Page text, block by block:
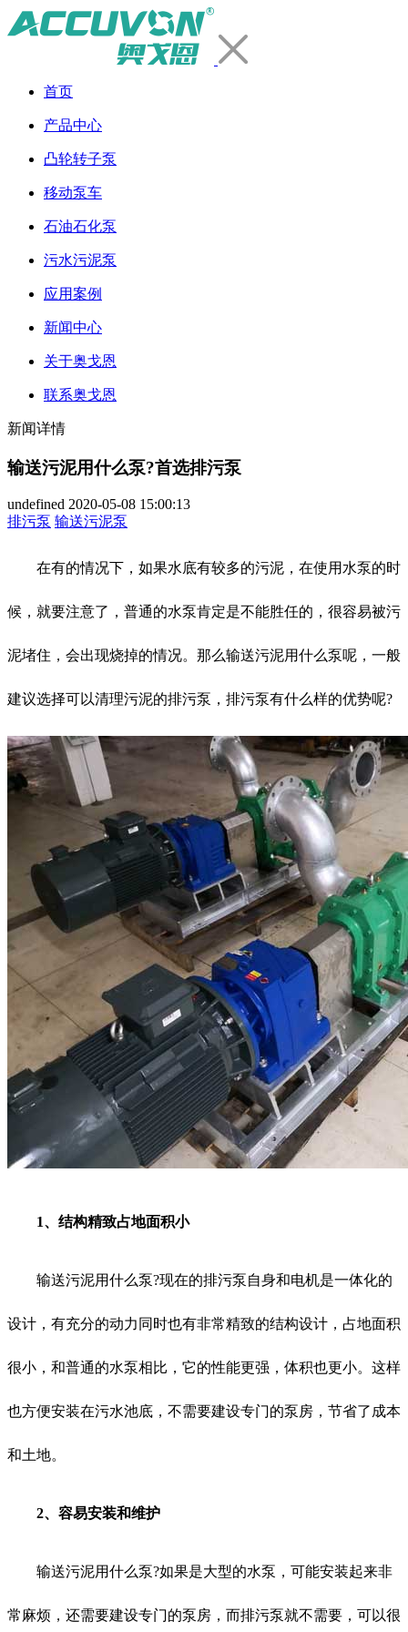
首页
产品中心
凸轮转子泵
移动泵车
石油石化泵
污水污泥泵
应用案例
新闻中心
关于奥戈恩
联系奥戈恩
新闻详情
输送污泥用什么泵?首选排污泵
undefined 2020-05-08 15:00:13
排污泵 输送污泥泵
在有的情况下，如果水底有较多的污泥，在使用水泵的时
候，就要注意了，普通的水泵肯定是不能胜任的，很容易被污
泥堵住，会出现烧掉的情况。那么输送污泥用什么泵呢，一般
建议选择可以清理污泥的排污泵，排污泵有什么样的优势呢?
1、结构精致占地面积小
输送污泥用什么泵?现在的排污泵自身和电机是一体化的
设计，有充分的动力同时也有非常精致的结构设计，占地面积
很小，和普通的水泵相比，它的性能更强，体积也更小。这样
也方便安装在污水池底，不需要建设专门的泵房，节省了成本
和土地。
2、容易安装和维护
输送污泥用什么泵?如果是大型的水泵，可能安装起来非
常麻烦，还需要建设专门的泵房，而排污泵就不需要，可以很